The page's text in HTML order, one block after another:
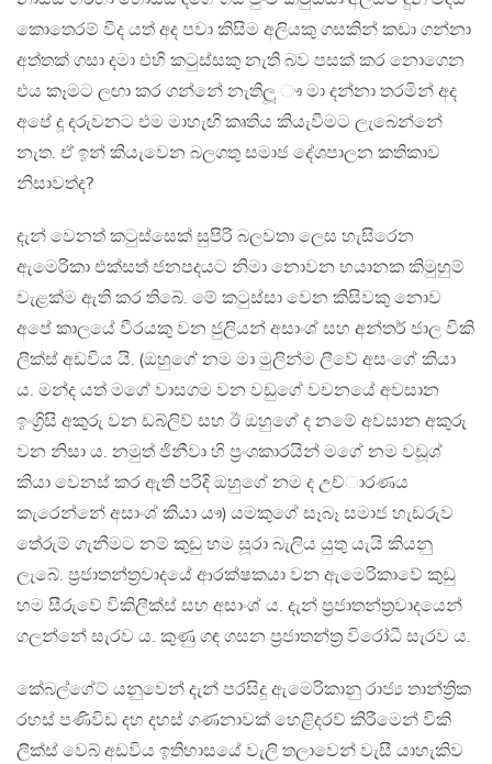
කොතෙරම් වීද යත් අද පවා කිසිම අලියකු ගසකින් කඩා ගන්නා
අත්තක් ගසා දමා එහි කටුස්සකු නැති බව පසක් කර නොගෙන
එය කෑමට ලඟා කර ගන්නේ නැතිලූ ෟ මා දන්නා තරමින් අද
අපේ දූ දරුවනට එම මාහැඟි කෘතිය කියැවීමට ලැබෙන්නේ
නැත. ඒ ඉන් කියැවෙන බලගතු සමාජ දේශපාලන කතිකාව
නිසාවත්ද?
දැන් වෙනත් කටුස්සෙක් සුපිරි බලවතා ලෙස හැසිරෙන
ඇමෙරිකා එක්සත් ජනපදයට නිමා නොවන භයානක කිමුහුම්
වැළක්ම ඇති කර තිබේ. මේ කටුස්සා වෙන කිසිවකු නොව
අපේ කාලයේ වීරයකු වන ජුලියන් අසාංශ් සහ අන්තර් ජාල විකි
ලීක්ස් අඩවිය යි. (ඔහුගේ නම මා මුලින්ම ලීවේ අසංගේ කියා
ය. මන්ද යත් මගේ වාසගම වන වඩුගේ වචනයේ අවසාන
ඉංග්‍රිසි අකුරු වන ඩබ්ලිව් සහ ඊ ඔහුගේ ද නමේ අවසාන අකුරු
වන නිසා ය. නමුත් ජිනීවා හි ප්‍රංශකාරයින් මගේ නම වඩූශ්
කියා වෙනස් කර ඇති පරිදි ඔහුගේ නම ද උච්ාරණය
කැරෙන්නේ අසාංශ් කියා යෟ) යමකුගේ සෑබෑ සමාජ හැඩරුව
තේරුම් ගැනීමට නම් කුඩු හම සූරා බැලිය යුතු යැයි කියනු
ලැබේ. ප්‍රජාතන්ත්‍රවාදයේ ආරක්ෂකයා වන ඇමෙරිකාවේ කුඩු
හම සීරුවේ විකිලීක්ස් සහ අසාංශ් ය. දැන් ප්‍රජාතන්ත්‍රවාදයෙන්
ගලන්නේ සැරව ය. කුණු ගඳ ගසන ප්‍රජාතන්ත්‍ර විරෝධී සැරව ය.
කේබල්ගේට් යනුවෙන් දැන් පරසිදු ඇමෙරිකානු රාජ්‍ය තාන්ත්‍රික
රහස් පණිවිඩ දහ දහස් ගණනාවක් හෙළිදරව් කිරීමෙන් විකි
ලීක්ස් වෙබ් අඩවිය ඉතිහාසයේ වැලි තලාවෙන් වැසී යාහැකිව